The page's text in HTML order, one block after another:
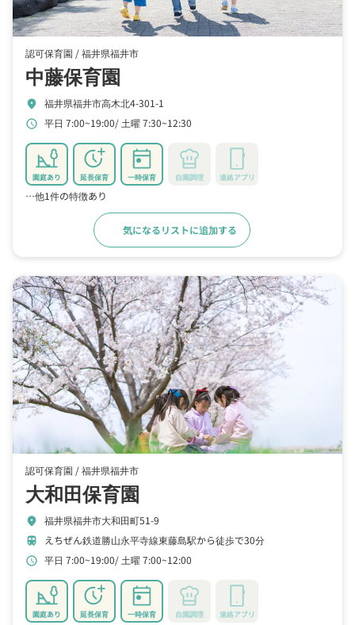
認可保育園 /福井県福井市
中藤保育園
location_on 福井県福井市高木北4-301-1
schedule 平日 7:00~19:00 土曜 7:30~12:30
園庭あり 延長保育 一時保育 自園調理 連絡アプリ
…他1件の特徴あり
気になるリストに追加する
認可保育園 /福井県福井市
大和田保育園
location_on 福井県福井市大和田町51-9
train えちぜん鉄道勝山永平寺線東藤島駅から徒歩で30分
schedule 平日 7:00~19:00 土曜 7:00~12:00
園庭あり 延長保育 一時保育 自園調理 連絡アプリ